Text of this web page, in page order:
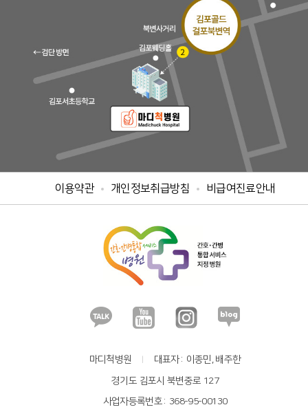
이용약관 개인정보취급방침 비급여진료안내
마디척병원 대표자
이종민, 배주한
경기도 김포시 북변중로 127
사업자등록번호
368-95-00130